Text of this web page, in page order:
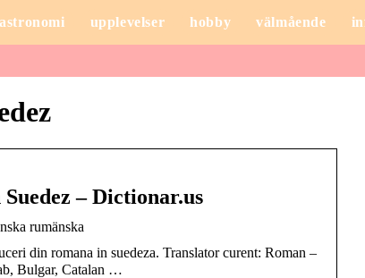
upplevelser hobby välmående
– Dictionar.us
rumänska
din romana in suedeza. Translator curent: Roman –
Bulgar, Catalan …